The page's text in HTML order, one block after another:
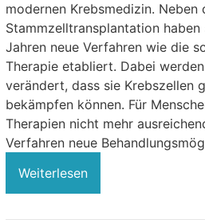
modernen Krebsmedizin.
Stammzelltransplantation
Jahren neue Verfahren wie die
Therapie etabliert. Dabei
verändert, dass sie Krebszellen
bekämpfen können. Für
Therapien nicht mehr
Verfahren neue
Weiterlesen